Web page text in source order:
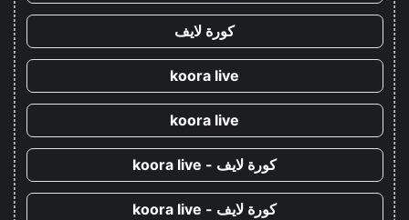
كورة لايف
koora live
koora live
كورة لايف - koora live
كورة لايف - koora live